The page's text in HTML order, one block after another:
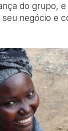
do grupo,
negócio e